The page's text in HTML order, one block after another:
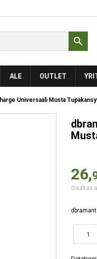

ALE OUTLET
Universaali Musta
26,
Sisältää